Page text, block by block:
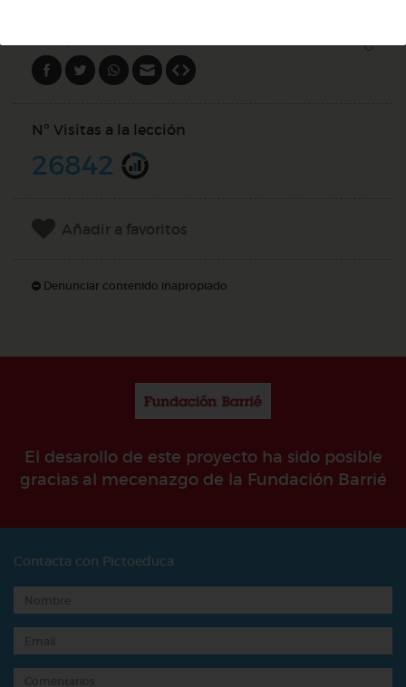
Nº Visitas a la lección
26842
Añadir a favoritos
Denunciar contenido inapropiado
El desarollo de este proyecto ha sido posible
gracias al mecenazgo de la Fundación Barrié
Contacta con Pictoeduca